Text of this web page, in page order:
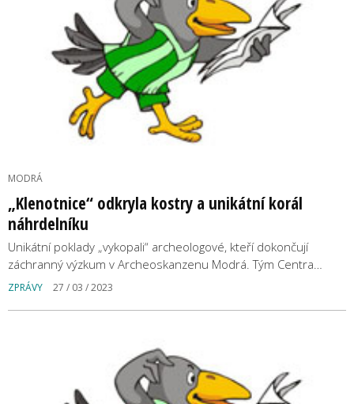
MODRÁ
„Klenotnice“ odkryla kostry a unikátní korál
náhrdelníku
Unikátní poklady „vykopali“ archeologové, kteří dokončují
záchranný výzkum v Archeoskanzenu Modrá. Tým Centra…
ZPRÁVY 27 / 03 / 2023